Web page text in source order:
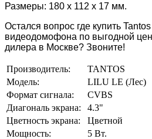
Размеры: 180 х 112 х 17 мм.
Остался вопрос где купить
видеодомофона по выгодной
дилера в Москве? Звоните!
Производитель:
TANTOS
Модель:
LILU LE (Лес)
Формат сигнала:
CVBS
Диагональ экрана:
4.3"
Цветность экрана:
Цветной
Мощность:
5 Вт.